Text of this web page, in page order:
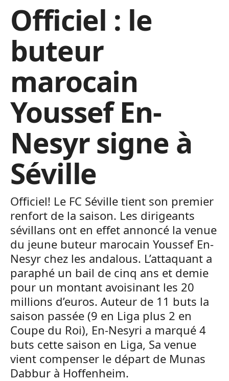
Officiel : le
buteur
marocain
Youssef En-
Nesyr signe à
Séville
Officiel! Le FC Séville tient son premier
renfort de la saison. Les dirigeants
sévillans ont en effet annoncé la venue
du jeune buteur marocain Youssef En-
Nesyr chez les andalous. L’attaquant a
paraphé un bail de cinq ans et demie
pour un montant avoisinant les 20
millions d’euros. Auteur de 11 buts la
saison passée (9 en Liga plus 2 en
Coupe du Roi), En-Nesyri a marqué 4
buts cette saison en Liga, Sa venue
vient compenser le départ de Munas
Dabbur à Hoffenheim.